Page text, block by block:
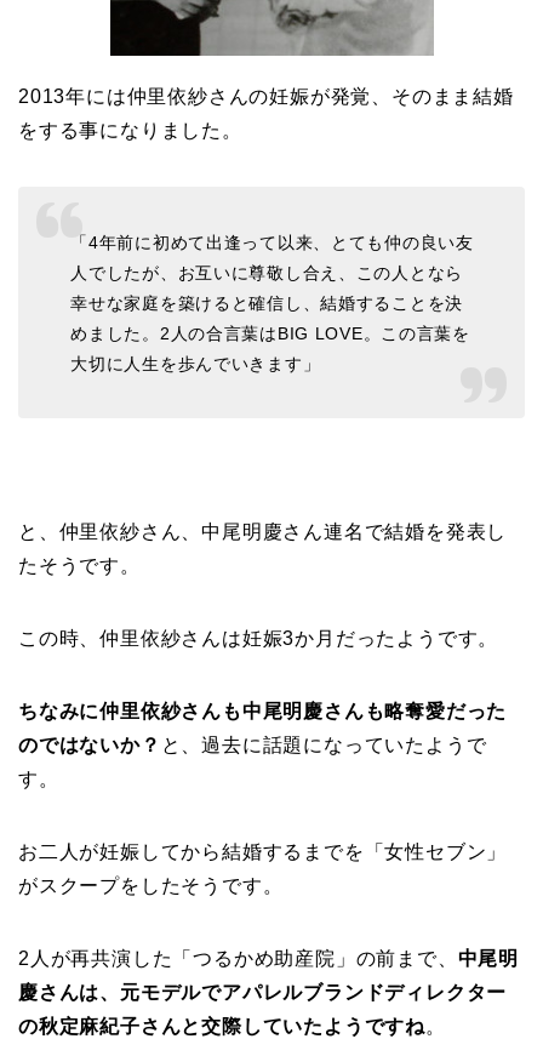
2013年には仲里依紗さんの妊娠が発覚、そのまま結婚
をする事になりました。
「4年前に初めて出逢って以来、とても仲の良い友
人でしたが、お互いに尊敬し合え、この人となら
幸せな家庭を築けると確信し、結婚することを決
めました。2人の合言葉はBIG LOVE。この言葉を
大切に人生を歩んでいきます」
と、仲里依紗さん、中尾明慶さん連名で結婚を発表し
たそうです。
この時、仲里依紗さんは妊娠3か月だったようです。
ちなみに仲里依紗さんも中尾明慶さんも略奪愛だった
のではないか？ と、過去に話題になっていたようで
す。
お二人が妊娠してから結婚するまでを「女性セブン」
がスクープをしたそうです。
2人が再共演した「つるかめ助産院」の前まで、 中尾明
慶さんは、 元モデルでアパレルブランドディレクター
の秋定麻紀子さんと交際していたようですね。